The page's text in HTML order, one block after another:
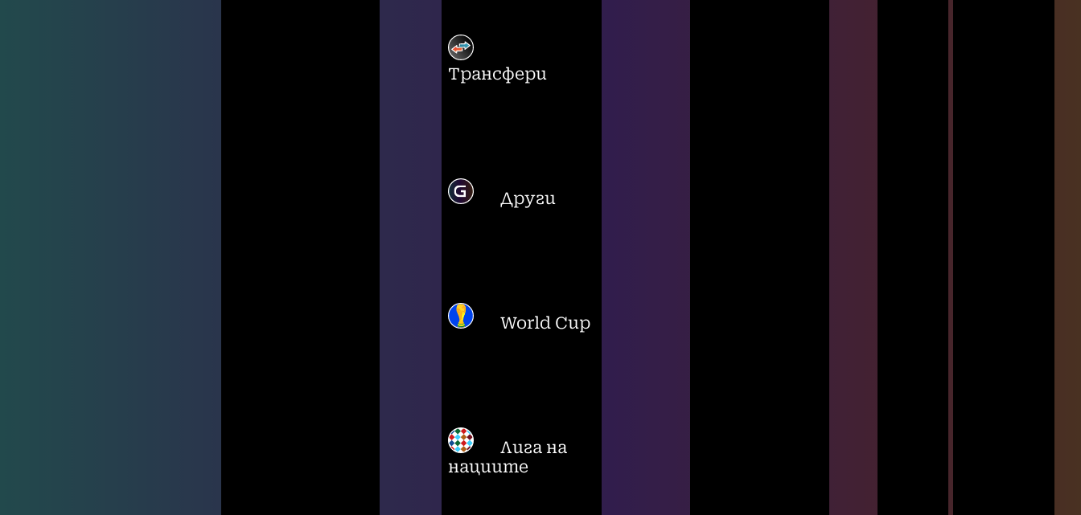
Трансфери
Други
World Cup
Лига на
нациите